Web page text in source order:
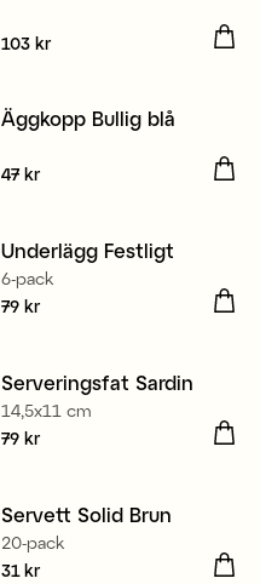
Pris :103 kr
103 kr
Äggkopp Bullig blå
Pris:
47 kr
Underlägg Festligt
6-pack
Pris:
79 kr
Serveringsfat Sardin
14,5x11 cm
Pris:
79 kr
Servett Solid Brun
20-pack
Pris:
31 kr